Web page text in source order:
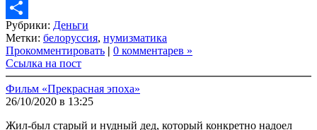
Copy
Link
Share
Рубрики: Деньги
Метки: белоруссия, нумизматика
Прокомментировать | 0 комментарев »
Ссылка на пост
Фильм «Прекрасная эпоха»
26/10/2020 в 13:25
Жил-был старый и нудный дед, который конкретно надоел